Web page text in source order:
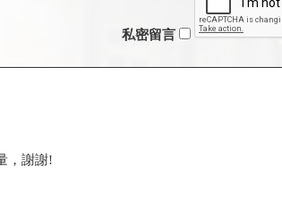
私密留言
，謝謝!